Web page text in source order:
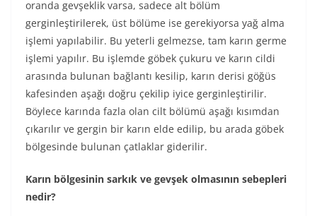
oranda gevşeklik varsa, sadece alt bölüm
gerginleştirilerek, üst bölüme ise gerekiyorsa yağ alma
işlemi yapılabilir. Bu yeterli gelmezse, tam karın germe
işlemi yapılır. Bu işlemde göbek çukuru ve karın cildi
arasında bulunan bağlantı kesilip, karın derisi göğüs
kafesinden aşağı doğru çekilip iyice gerginleştirilir.
Böylece karında fazla olan cilt bölümü aşağı kısımdan
çıkarılır ve gergin bir karın elde edilip, bu arada göbek
bölgesinde bulunan çatlaklar giderilir.
Karın bölgesinin sarkık ve gevşek olmasının sebepleri
nedir?